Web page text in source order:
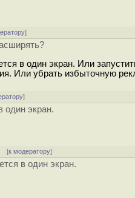
]
в один экран. Или
Или убрать избыточную
]
один экран.
[к модератору]
в один экран.